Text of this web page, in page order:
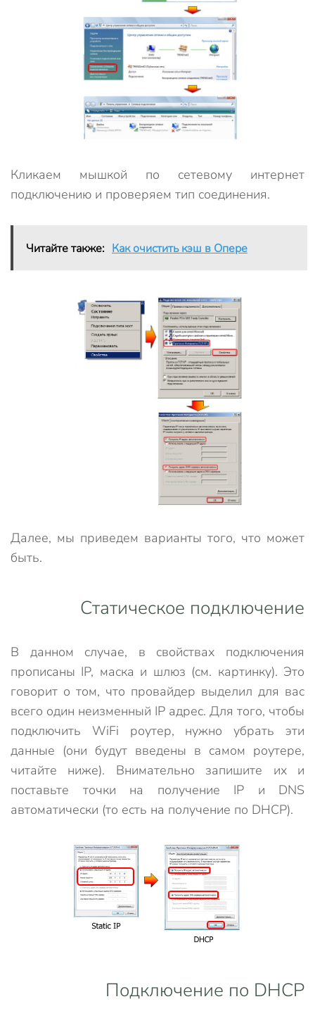
Кликаем мышкой по сетевому интернет
подключению и проверяем тип соединения.
Читайте также: Как очистить кэш в Опере
Далее, мы приведем варианты того, что может
быть.
Статическое подключение
В данном случае, в свойствах подключения
прописаны IP, маска и шлюз (см. картинку). Это
говорит о том, что провайдер выделил для вас
всего один неизменный IP адрес. Для того, чтобы
подключить WiFi роутер, нужно убрать эти
данные (они будут введены в самом роутере,
читайте ниже). Внимательно запишите их и
поставьте точки на получение IP и DNS
автоматически (то есть на получение по DHCP).
Подключение по DHCP